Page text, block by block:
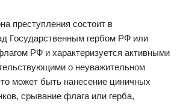
преступления состоит в
Государственным гербом РФ или
РФ и характеризуется активными
о неуважительном
может быть нанесение циничных
срывание флага или герба,